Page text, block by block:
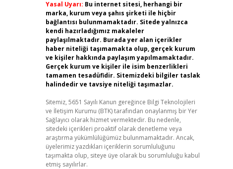
Yasal Uyarı: Bu internet sitesi, herhangi bir
marka, kurum veya şahıs şirketi ile hiçbir
bağlantısı bulunmamaktadır. Sitede yalnızca
kendi hazırladığımız makaleler
paylaşılmaktadır. Burada yer alan içerikler
haber niteliği taşımamakta olup, gerçek kurum
ve kişiler hakkında paylaşım yapılmamaktadır.
Gerçek kurum ve kişiler ile isim benzerlikleri
tamamen tesadüfidir. Sitemizdeki bilgiler taslak
halindedir ve tavsiye niteliği taşımazlar.
Sitemiz, 5651 Sayılı Kanun gereğince Bilgi Teknolojileri
ve İletişim Kurumu (BTK) tarafından onaylanmış bir Yer
Sağlayıcı olarak hizmet vermektedir. Bu nedenle,
sitedeki içerikleri proaktif olarak denetleme veya
araştırma yükümlülüğümüz bulunmamaktadır. Ancak,
üyelerimiz yazdıkları içeriklerin sorumluluğunu
taşımakta olup, siteye üye olarak bu sorumluluğu kabul
etmiş sayılırlar.